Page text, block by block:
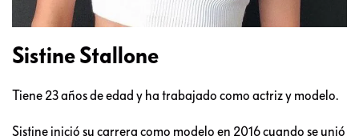
Sistine Stallone
Tiene 23 años de edad y ha trabajado como actriz y modelo.
Sistine inició su carrera como modelo en 2016 cuando se unió